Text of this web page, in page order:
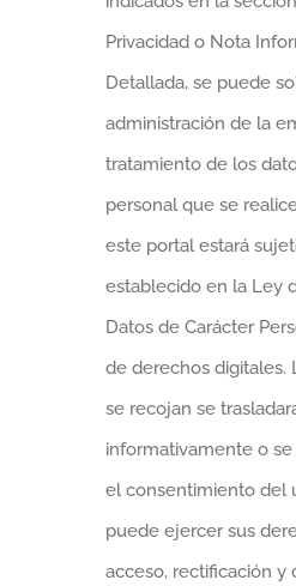
Privacidad o Nota
Detallada, se puede
administración de la
tratamiento de los
personal que se
este portal estará
establecido en la Ley
Datos de Carácter
de derechos digitales.
se recojan se
informativamente o
el consentimiento del
puede ejercer sus
acceso, rectificación y